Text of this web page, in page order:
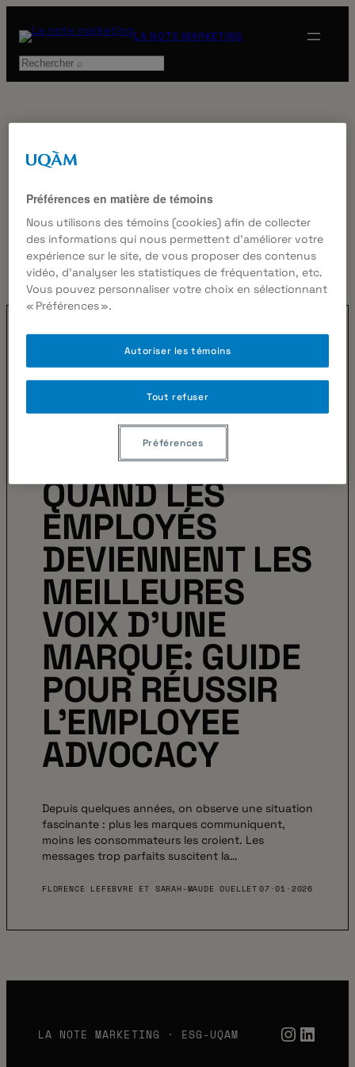
LA NOTE MARKETING
Rechercher
ÉTIQUETTE :
EMPLOYÉS
EXPERTISES ÉTUDIANTES
QUAND LES
EMPLOYÉS
DEVIENNENT LES
MEILLEURES
VOIX D’UNE
MARQUE: GUIDE
POUR RÉUSSIR
L’EMPLOYEE
ADVOCACY
Depuis quelques années, on observe une situation
fascinante : plus les marques communiquent,
moins les consommateurs les croient. Les
messages trop parfaits suscitent la…
FLORENCE LEFEBVRE ET SARAH-MAUDE OUELLET 07·01·2026
LA NOTE MARKETING · ESG-UQAM
Préférences en matière de témoins
Nous utilisons des témoins (cookies) afin de collecter
des informations qui nous permettent d’améliorer votre
expérience sur le site, de vous proposer des contenus
vidéo, d’analyser les statistiques de fréquentation, etc.
Vous pouvez personnaliser votre choix en sélectionnant
« Préférences ».
Tout refuser
Autoriser les témoins
Préférences